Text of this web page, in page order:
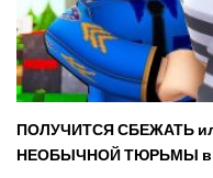
ПОЛУЧИТСЯ СБЕЖАТЬ
НЕОБЫЧНОЙ ТЮРЬМЫ в